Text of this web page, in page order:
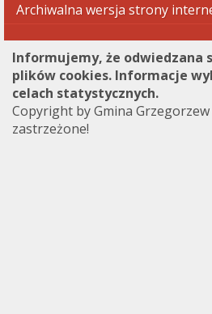
Archiwalna wersja strony
Informujemy, że odwiedzana
plików cookies. Informacje
celach statystycznych.
Copyright by Gmina
zastrzeżone!